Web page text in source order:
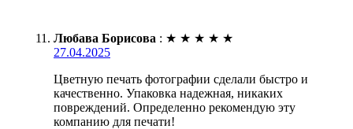
Любава Борисова : ★ ★ ★ ★ ★
27.04.2025
Цветную печать фотографии сделали быстро и
качественно. Упаковка надежная, никаких
повреждений. Определенно рекомендую эту
компанию для печати!